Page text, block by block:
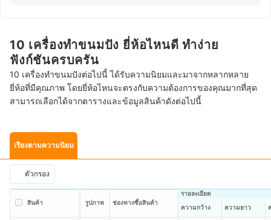
10 เครื่องทำขนมปัง ยี่ห้อไหนดี ทำง่าย
ฟังก์ชันครบครัน
10 เครื่องทำขนมปังต่อไปนี้ ได้รับความนิยมและมาจากหลากหลาย
ยี่ห้อที่มีคุณภาพ โดยยี่ห้อไหนจะตรงกับความต้องการของคุณมากที่สุด
สามารถเลือกได้จากตารางและข้อมูลสินค้าดังต่อไปนี้
เรียงตามความนิยม
ตัวกรอง
สินค้า รูปภาพ ช่องทางซื้อสินค้า
รายละเอียด
ความกว้าง
ความยาว